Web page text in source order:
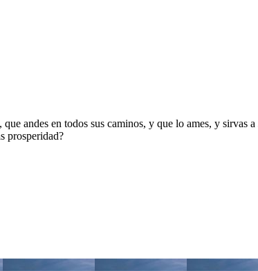
andes en todos sus caminos, y que lo ames, y
prosperidad?